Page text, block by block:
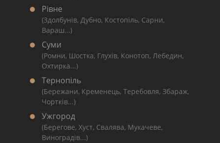
Рівне
(Здолбунів, Дубно, Костопіль, Сарни,
Вараш...)
Суми
(Ромни, Шостка, Глухів, Конотоп, Лебедин,
Охтирка...)
Тернопіль
(Бережани, Кременець, Теребовля, Збараж,
Чортків...)
Ужгород
(Берегове, Хуст, Свалява, Мукачеве,
Виноградів...)